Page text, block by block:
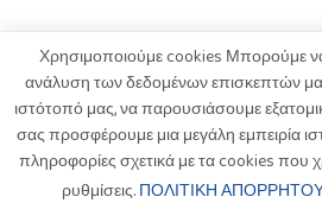
Χρησιμοποιούμε cookies Μπορούμε
ανάλυση των δεδομένων επισκεπτών
ιστότοπό μας, να παρουσιάσουμε
σας προσφέρουμε μια μεγάλη εμπειρία
πληροφορίες σχετικά με τα cookies που
ρυθμίσεις.ΠΟΛΙΤΙΚΗ